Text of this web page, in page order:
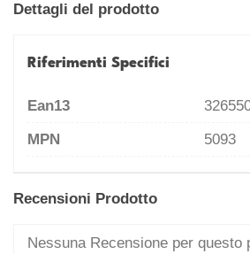
Dettagli del prodotto
Riferimenti Specifici
Ean13
MPN
5093
Recensioni Prodotto
Nessuna Recensione per questo